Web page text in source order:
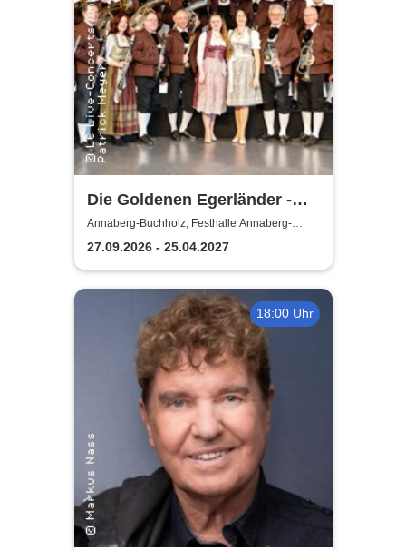
Die Goldenen Egerländer -
Melodien aus dem Egerland
Annaberg-Buchholz, Festhalle Annaberg-
Buchholz
27.09.2026 - 25.04.2027
18:00 Uhr